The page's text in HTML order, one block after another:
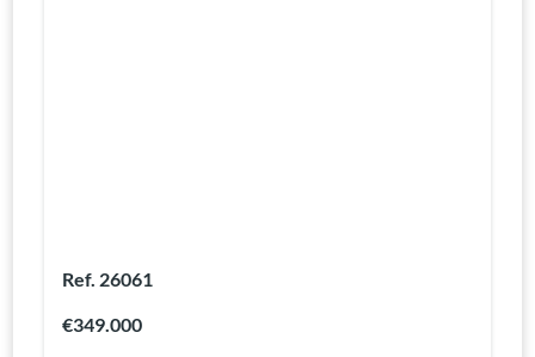
Ref. 26061
€349.000